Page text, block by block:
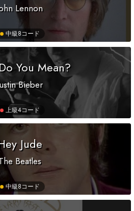
Lennon
中級8コード
You Mean?
Bieber
上級4コード
Jude
Beatles
中級8コード